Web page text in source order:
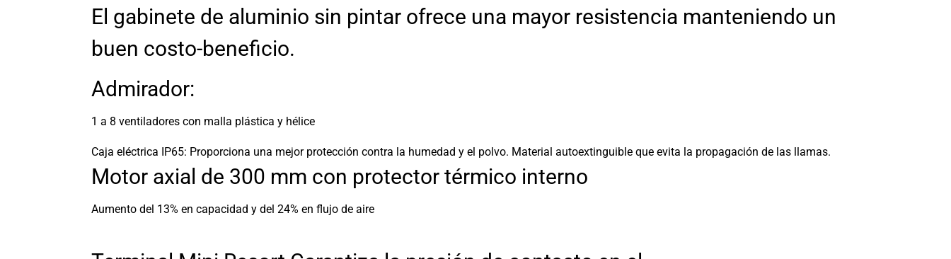
El gabinete de aluminio sin pintar ofrece una mayor resistencia manteniendo un
buen costo-beneficio.
Admirador:
1 a 8 ventiladores con malla plástica y hélice
Caja eléctrica IP65: Proporciona una mejor protección contra la humedad y el polvo. Material autoextinguible que evita la propagación de las llamas.
Motor axial de 300 mm con protector térmico interno
Aumento del 13% en capacidad y del 24% en flujo de aire